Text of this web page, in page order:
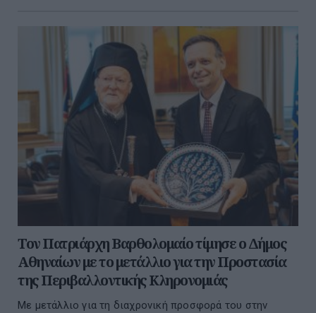
Τον Πατριάρχη Βαρθολομαίο τίμησε ο Δήμος
Αθηναίων με το μετάλλιο για την Προστασία
της Περιβαλλοντικής Κληρονομιάς
Με μετάλλιο για τη διαχρονική προσφορά του στην